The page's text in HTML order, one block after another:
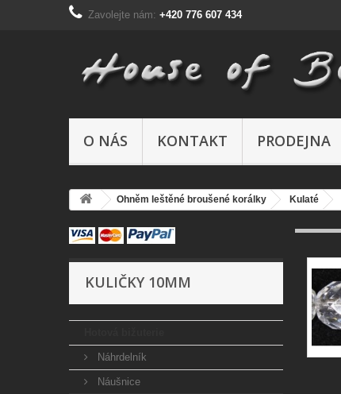
Zavolejte nám: +420 776 607 434
O NÁS KONTAKT PRODEJNA
Ohněm leštěné broušené korálky Kulaté
KULIČKY 10MM
Náhrdelník
Náušnice